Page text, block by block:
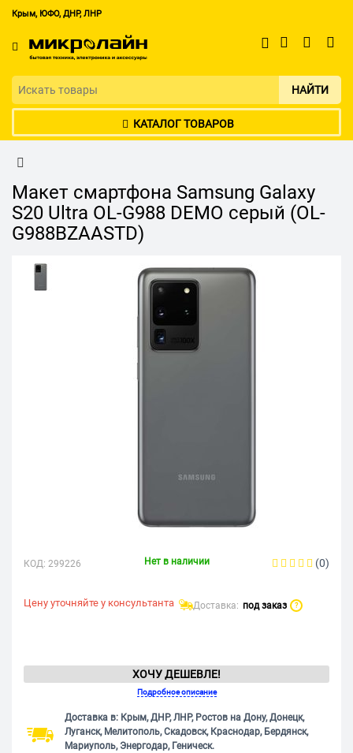
Крым, ЮФО, ДНР, ЛНР
НАЙТИ
КАТАЛОГ ТОВАРОВ
Макет смартфона Samsung Galaxy
S20 Ultra OL-G988 DEMO серый (OL-
G988BZAASTD)
КОД: 299226 Нет в наличии (0)
Цену уточняйте у консультанта Доставка: под заказ ?
ХОЧУ ДЕШЕВЛЕ!
Подробное описание
Доставка в: Крым, ДНР, ЛНР, Ростов на Дону, Донецк,
Луганск, Мелитополь, Скадовск, Краснодар, Бердянск,
Мариуполь, Энергодар, Геническ.